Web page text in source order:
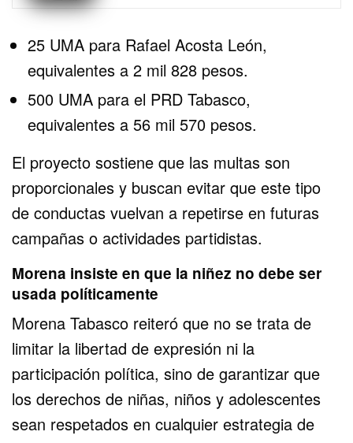
25 UMA para Rafael Acosta León,
equivalentes a 2 mil 828 pesos.
500 UMA para el PRD Tabasco,
equivalentes a 56 mil 570 pesos.
El proyecto sostiene que las multas son
proporcionales y buscan evitar que este tipo
de conductas vuelvan a repetirse en futuras
campañas o actividades partidistas.
Morena insiste en que la niñez no debe ser
usada políticamente
Morena Tabasco reiteró que no se trata de
limitar la libertad de expresión ni la
participación política, sino de garantizar que
los derechos de niñas, niños y adolescentes
sean respetados en cualquier estrategia de